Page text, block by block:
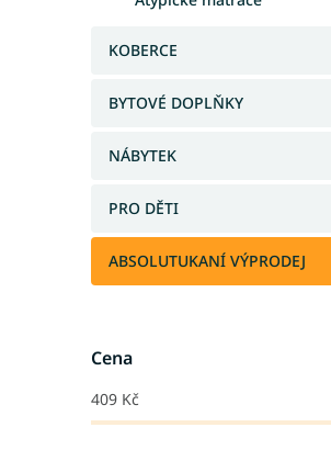
KOBERCE
BYTOVÉ DOPLŇKY
NÁBYTEK
PRO DĚTI
ABSOLUTUKANÍ VÝPRODEJ
Cena
409 Kč